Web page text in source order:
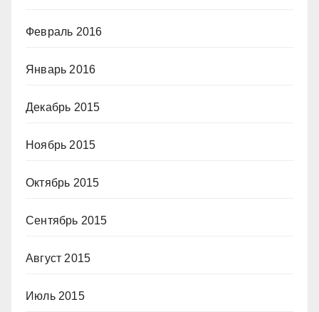
Февраль 2016
Январь 2016
Декабрь 2015
Ноябрь 2015
Октябрь 2015
Сентябрь 2015
Август 2015
Июль 2015